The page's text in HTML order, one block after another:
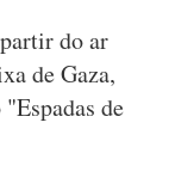
do ar
de Gaza,
de